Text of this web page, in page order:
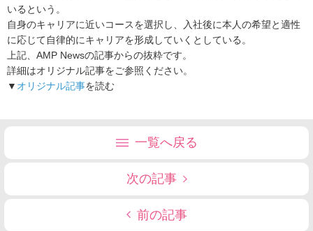
いるという。
自身のキャリアに近いコースを選択し、入社後に本人の希望と適性
に応じて自律的にキャリアを形成していくとしている。
上記、AMP Newsの記事からの抜粋です。
詳細はオリジナル記事をご参照ください。
▼ オリジナル記事を読む
一覧へ戻る
次の記事
前の記事